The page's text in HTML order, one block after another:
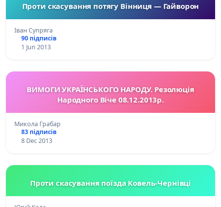
Проти скасування потягу Вінниця — Гайворон
Іван Супряга
90 підписів
1 Jun 2013
ВИМОГИ УКРАЇНСЬКОГО НАРОДУ. Резолюція
Народного Віче 08.12.2013р.
Микола Грабар
83 підписів
8 Dec 2013
Проти скасування поїзда Ковель-Чернівці